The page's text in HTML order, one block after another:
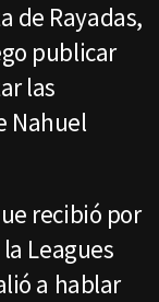
de Rayadas,
publicar
las
Nahuel
recibió por
Leagues
a hablar